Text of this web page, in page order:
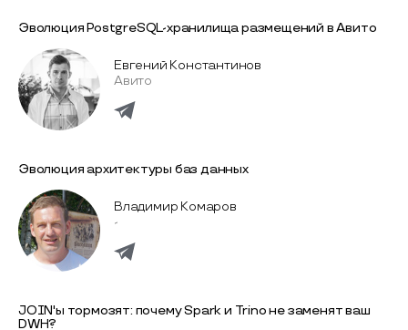
Эволюция PostgreSQL-хранилища размещений в Авито
Евгений Константинов
Авито
Эволюция архитектуры баз данных
Владимир Комаров
-
JOIN'ы тормозят: почему Spark и Trino не заменят ваш
DWH?